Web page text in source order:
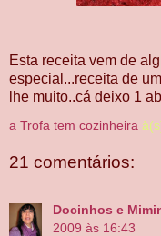
Esta receita vem de
especial...receita de
lhe muito..cá deixo 1
a Trofa tem cozinheira
21 comentários:
Docinhos e
2009 às 16:43